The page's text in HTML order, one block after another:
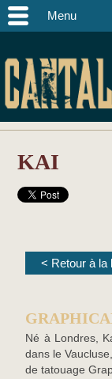
Menu
KAI
< Retour à la
Né à Londres,
dans le
de tatouage